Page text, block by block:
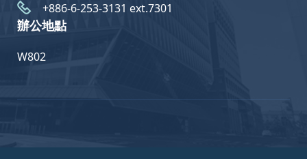
+886-6-253-3131 ext.7301
辦公地點
W802